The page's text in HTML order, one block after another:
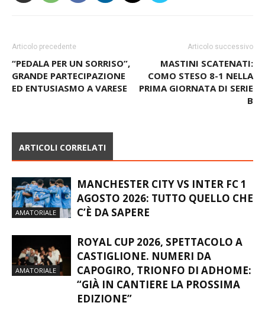
Articolo precedente
“PEDALA PER UN SORRISO”,
GRANDE PARTECIPAZIONE
ED ENTUSIASMO A VARESE
Articolo successivo
MASTINI SCATENATI:
COMO STESO 8-1 NELLA
PRIMA GIORNATA DI SERIE
B
ARTICOLI CORRELATI
AMATORIALE
MANCHESTER CITY VS INTER FC 1
AGOSTO 2026: TUTTO QUELLO CHE
C’È DA SAPERE
AMATORIALE
ROYAL CUP 2026, SPETTACOLO A
CASTIGLIONE. NUMERI DA
CAPOGIRO, TRIONFO DI ADHOME:
“GIÀ IN CANTIERE LA PROSSIMA
EDIZIONE”